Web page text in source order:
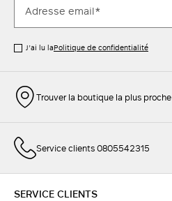
J’ai lu laPolitique de confidentialité
Trouver la boutique la plus proche
Service clients 0805542315
SERVICE CLIENTS